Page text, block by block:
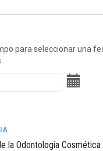
para seleccionar una
la Odontologia